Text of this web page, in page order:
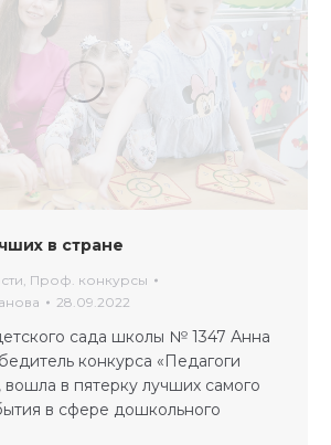
в стране
Проф. конкурсы
28.09.2022
сада школы № 1347 Анна
конкурса «Педагоги
в пятерку лучших самого
в сфере дошкольного